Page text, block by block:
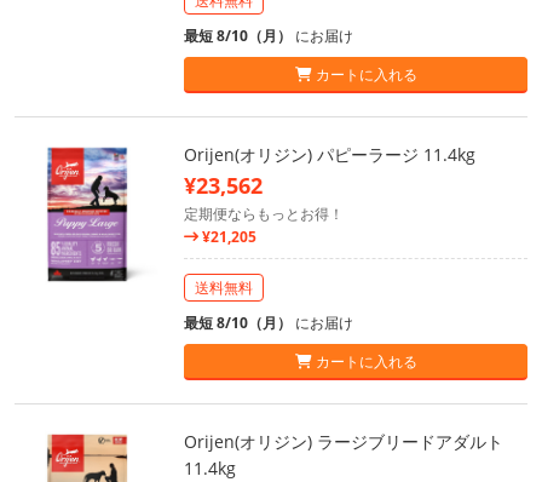
最短 8/10（月） にお届け
カートに入れる
Orijen(オリジン) パピーラージ 11.4kg
¥23,562
定期便ならもっとお得！
¥21,205
送料無料
最短 8/10（月） にお届け
カートに入れる
Orijen(オリジン) ラージブリードアダルト
11.4kg